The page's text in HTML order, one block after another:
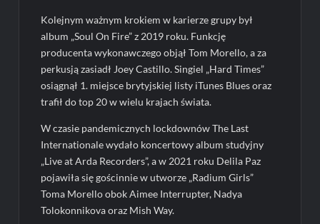
Kolejnym ważnym krokiem w karierze grupy był
album „Soul On Fire” z 2019 roku. Funkcję
producenta wykonawczego objął Tom Morello, a za
perkusją zasiadł Joey Castillo. Singiel „Hard Times”
osiągnął 1. miejsce brytyjskiej listy iTunes Blues oraz
trafił do top 20 w wielu krajach świata.
W czasie pandemicznych lockdownów The Last
Internationale wydało koncertowy album studyjny
„Live at Arda Recorders”, a w 2021 roku Delila Paz
pojawiła się gościnnie w utworze „Radium Girls”
Toma Morello obok Aimee Interrupter, Nadya
Tolokonnikova oraz Mish Way.